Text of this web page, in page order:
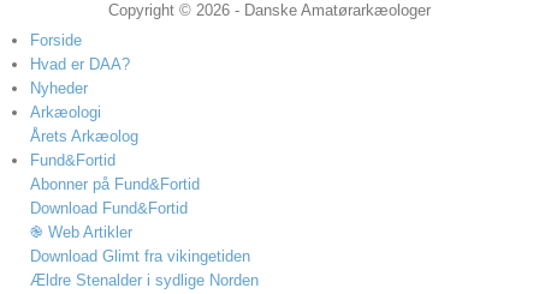
Copyright © 2026 - Danske Amatørarkæologer
Forside
Hvad er DAA?
Nyheder
Arkæologi
Årets Arkæolog
Fund&Fortid
Abonner på Fund&Fortid
Download Fund&Fortid
֎ Web Artikler
Download Glimt fra vikingetiden
Ældre Stenalder i sydlige Norden